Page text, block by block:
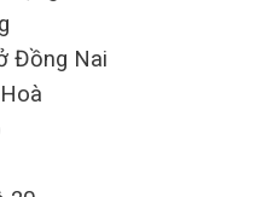
Đồng Nai